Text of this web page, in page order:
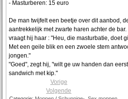
- Masturberen: 15 euro
De man twijfelt een beetje over dit aanbod,
aantrekkelijk met zwarte haren achter de
vraagt hij haar : "Heu, die masturbatie, doet
Met een geile blik en een zwoele stem
jongen."
"Goed", zegt hij, "wilt ge uw handen dan
sandwich met kip."
Vorige
Volgende